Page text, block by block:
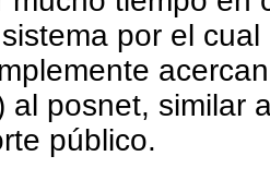
por el
al posnet, similar
público.